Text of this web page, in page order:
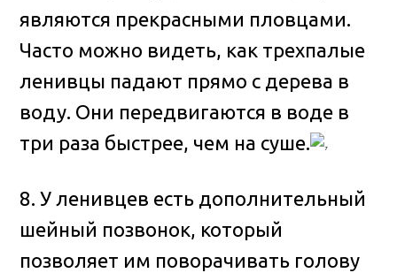
являются прекрасными пловцами.
Часто можно видеть, как трехпалые
ленивцы падают прямо с дерева в
воду. Они передвигаются в воде в
три раза быстрее, чем на суше.
8. У ленивцев есть дополнительный
шейный позвонок, который
позволяет им поворачивать голову